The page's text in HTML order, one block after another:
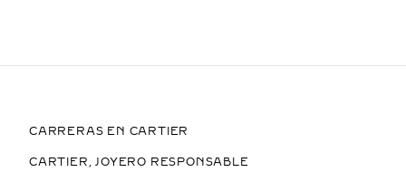
CARRERAS EN CARTIER
CARTIER, JOYERO RESPONSABLE